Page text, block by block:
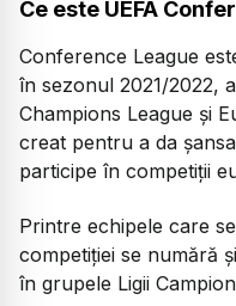
Ce este UEFA
Conference League
în sezonul 2021/2022,
Champions League și
creat pentru a da
participe în competiții
Printre echipele care
competiției se numără
în grupele Ligii